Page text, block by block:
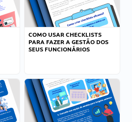
COMO USAR CHECKLISTS
PARA FAZER A GESTÃO DOS
SEUS FUNCIONÁRIOS